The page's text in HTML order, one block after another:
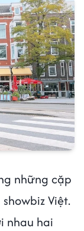
những cặp
Việt.
nhau hai